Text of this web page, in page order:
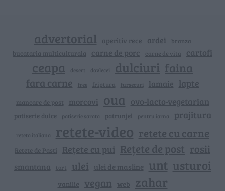
advertorial aperitiv rece ardei branza
bucataria multiculturala carne de porc carne de vita cartofi
ceapa desert dovlecei dulciuri faina
fara carne free friptura fursecuri lamaie lapte
mancare de post morcovi oua ovo-lacto-vegetarian
patiserie dulce patiserie sarata patrunjel pentru iarna prajitura
reteta italiana retete-video retete cu carne
Retete de Pasti Rețete cu pui Rețete de post rosii
smantana tort ulei ulei de masline unt usturoi
vanilie vegan web zahar